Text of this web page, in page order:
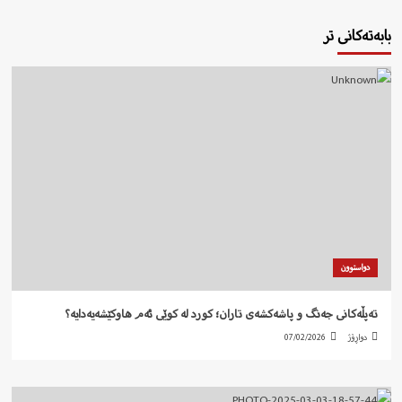
بابەتەکانی تر
دواستوون
تەپڵەکانی جەنگ و پاشەکشەی تاران؛ کورد لە کوێی ئەم هاوکێشەیەدایە؟
دواڕۆژ 07/02/2026